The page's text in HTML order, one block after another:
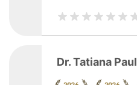
Dr. Tatiana Paul